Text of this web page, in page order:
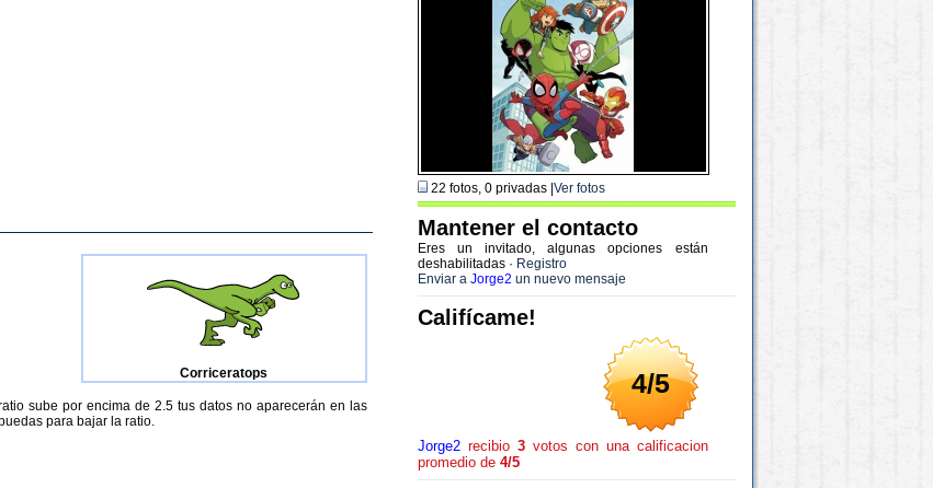
Corriceratops
sube por encima de 2.5 tus datos no aparecerán en las
para bajar la ratio.
22 fotos, 0 privadas | Ver fotos
Mantener el contacto
Eres un invitado, algunas opciones están
deshabilitadas · Registro
Enviar a Jorge2 un nuevo mensaje
Califícame!
4/5
Jorge2recibio 3votos con una calificacion
promedio de 4/5